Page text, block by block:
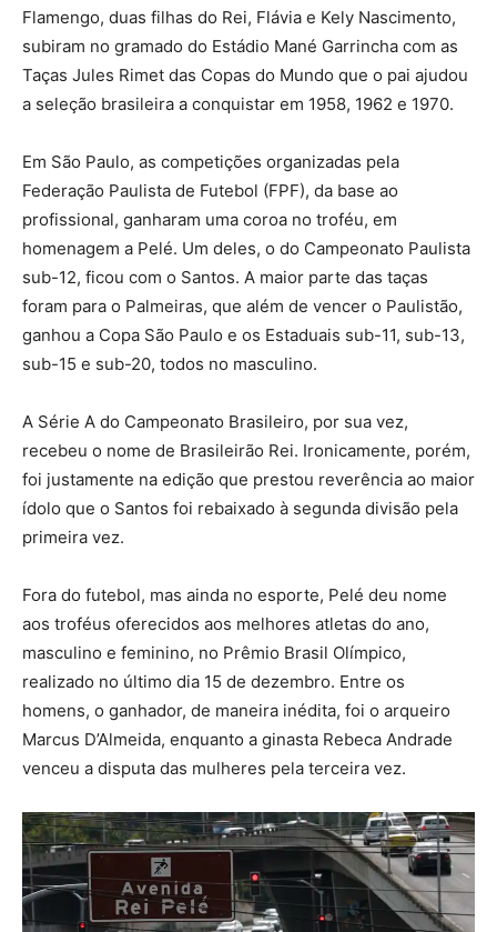
Flamengo, duas filhas do Rei, Flávia e Kely Nascimento,
subiram no gramado do Estádio Mané Garrincha com as
Taças Jules Rimet das Copas do Mundo que o pai ajudou
a seleção brasileira a conquistar em 1958, 1962 e 1970.
Em São Paulo, as competições organizadas pela
Federação Paulista de Futebol (FPF), da base ao
profissional, ganharam uma coroa no troféu, em
homenagem a Pelé. Um deles, o do Campeonato Paulista
sub-12, ficou com o Santos. A maior parte das taças
foram para o Palmeiras, que além de vencer o Paulistão,
ganhou a Copa São Paulo e os Estaduais sub-11, sub-13,
sub-15 e sub-20, todos no masculino.
A Série A do Campeonato Brasileiro, por sua vez,
recebeu o nome de Brasileirão Rei. Ironicamente, porém,
foi justamente na edição que prestou reverência ao maior
ídolo que o Santos foi rebaixado à segunda divisão pela
primeira vez.
Fora do futebol, mas ainda no esporte, Pelé deu nome
aos troféus oferecidos aos melhores atletas do ano,
masculino e feminino, no Prêmio Brasil Olímpico,
realizado no último dia 15 de dezembro. Entre os
homens, o ganhador, de maneira inédita, foi o arqueiro
Marcus D’Almeida, enquanto a ginasta Rebeca Andrade
venceu a disputa das mulheres pela terceira vez.